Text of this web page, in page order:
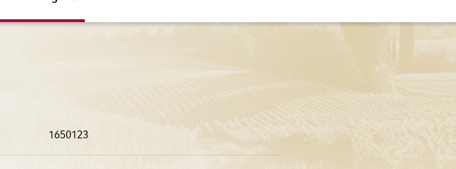
1650123